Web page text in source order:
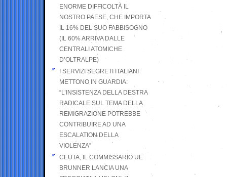
ENORME DIFFICOLTÀ IL
NOSTRO PAESE, CHE IMPORTA
IL 16% DEL SUO FABBISOGNO
(IL 60% ARRIVA DALLE
CENTRALI ATOMICHE
D’OLTRALPE)
I SERVIZI SEGRETI ITALIANI
METTONO IN GUARDIA:
“L’INSISTENZA DELLA DESTRA
RADICALE SUL TEMA DELLA
REMIGRAZIONE POTREBBE
CONTRIBUIRE AD UNA
ESCALATION DELLA
VIOLENZA”
CEUTA, IL COMMISSARIO UE
BRUNNER LANCIA UNA